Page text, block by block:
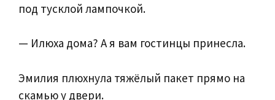
под тусклой лампочкой.
— Илюха дома? А я вам гостинцы принесла.
Эмилия плюхнула тяжёлый пакет прямо на
скамью у двери.